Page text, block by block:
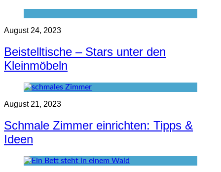
August 24, 2023
Beistelltische – Stars unter den
Kleinmöbeln
August 21, 2023
Schmale Zimmer einrichten: Tipps &
Ideen